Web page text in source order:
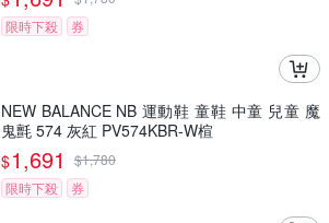
限時下殺
券
NEW BALANCE NB 運動鞋 童鞋 中童 兒童 魔
鬼氈 574 灰紅 PV574KBR-W楦
$1,691 $1,780
限時下殺
券